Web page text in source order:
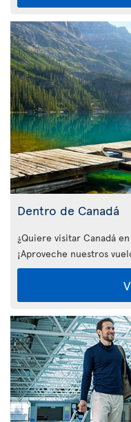
Dentro de Canadá
¿Quiere visitar Canadá
¡Aproveche nuestros